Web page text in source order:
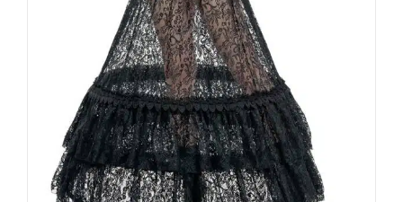
Sinister Rock Heilica
119,90€